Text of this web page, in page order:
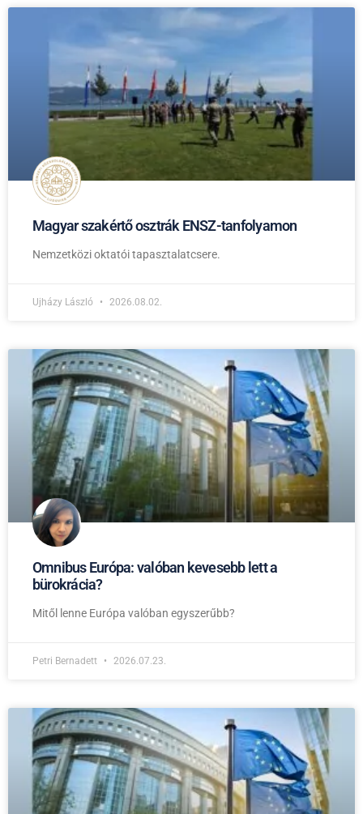
Magyar szakértő osztrák ENSZ-tanfolyamon
Nemzetközi oktatói tapasztalatcsere.
Ujházy László 2026.08.02.
Omnibus Európa: valóban kevesebb lett a
bürokrácia?
Mitől lenne Európa valóban egyszerűbb?
Petri Bernadett 2026.07.23.